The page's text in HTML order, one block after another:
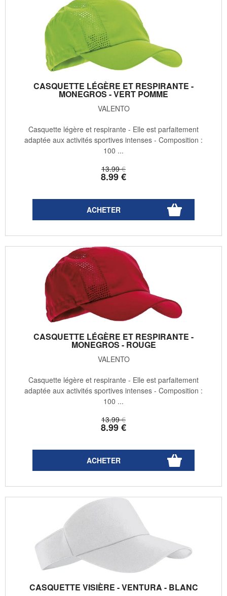
CASQUETTE LÉGÈRE ET RESPIRANTE -
MONEGROS - VERT POMME
VALENTO
13.99 €
8.99€
Casquette légère et respirante - Elle est parfaitement
adaptée aux activités sportives intenses - Composition :
100 ...
CASQUETTE LÉGÈRE ET RESPIRANTE -
MONEGROS - ROUGE
VALENTO
13.99 €
8.99€
Casquette légère et respirante - Elle est parfaitement
adaptée aux activités sportives intenses - Composition :
100 ...
CASQUETTE VISIÈRE - VENTURA - BLANC